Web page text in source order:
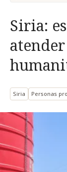
Siria:
Siria Personas